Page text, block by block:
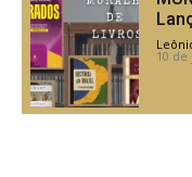
10 de